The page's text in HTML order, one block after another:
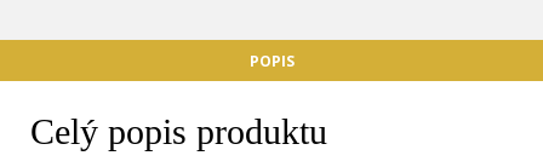
POPIS
Celý popis produktu